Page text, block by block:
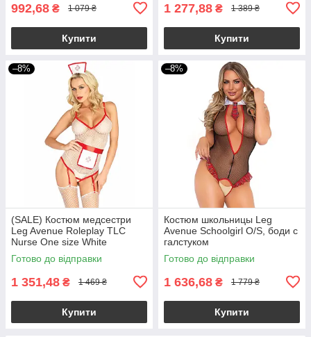
992,68 ₴ 1 079 ₴
Купити
1 277,88 ₴ 1 389 ₴
Купити
–8%
(SALE) Костюм медсестри
Leg Avenue Roleplay TLC
Nurse One size White
Готово до відправки
1 351,48 ₴ 1 469 ₴
Купити
–8%
Костюм школьницы Leg
Avenue Schoolgirl O/S, боди с
галстуком
Готово до відправки
1 636,68 ₴ 1 779 ₴
Купити